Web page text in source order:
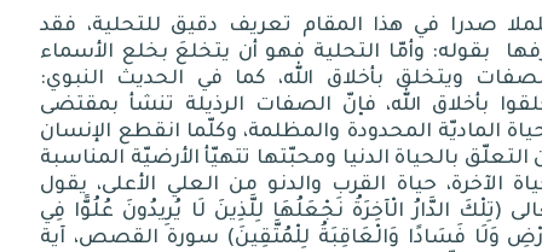
صدرا في هذا المقام تعريف دقيق للتحلية،
فقد
بقوله: وأمّا التحلية فهو أن يتخلعَ بخلع الأسماء
ويتخلق بأخلاق الله، كما في الحديث النبوي:
بأخلاق الله، فإنّ الصفات الرذيلة تنشأ
بمقتضى
الماديّة المحدودة والمظلمة، وكلّما انقطع الإنسان
التعلّق بالحياة الدنيا ومحبّتها تتهيّأ الأرضيّة المناسبة
الآخرة، حياة القرب والدنو من العلي الأعلى، يقول
(تِلْكَ الدَّارُ الْآخِرَةُ نَجْعَلُهَا لِلَّذِينَ لَا يُرِيدُونَ عُلُوًّا فِي
وَلَا فَسَادًا وَالْعَاقِبَةُ لِلْمُتَّقِينَ) سورة القصص، آية